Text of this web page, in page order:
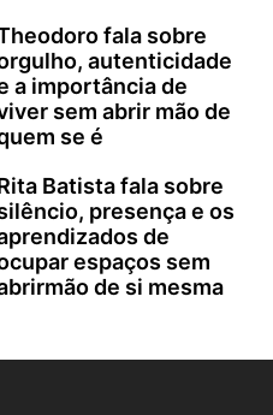
fala sobre
autenticidade
a importância de
sem abrir mão de
se é
Batista fala sobre
presença e os
de
espaços sem
de si mesma